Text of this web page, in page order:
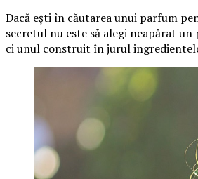
Dacă ești în căutarea unui parfum
secretul nu este să alegi neapărat
ci unul construit în jurul